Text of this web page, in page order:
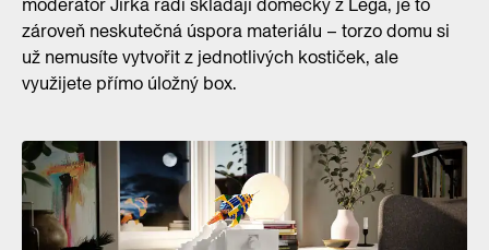
moderátor Jirka rádi skládají domečky z Lega, je to
zároveň neskutečná úspora materiálu – torzo domu si
už nemusíte vytvořit z jednotlivých kostiček, ale
využijete přímo úložný box.